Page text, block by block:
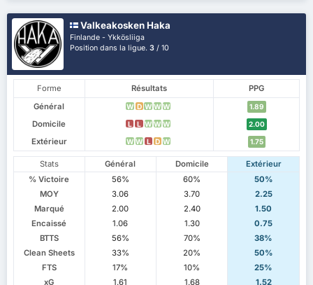
Valkeakosken Haka
Finlande - Ykkösliiga
Position dans la ligue.3 / 10
Forme Résultats
PPG
Général
W D W W W 1.89
Domicile L L W W W 2.00
Extérieur W W L D W 1.75
Stats Général Domicile
Extérieur
% Victoire
56% 60%
50%
MOY
3.06 3.70
2.25
Marqué
2.00 2.40
1.50
Encaissé
1.06 1.30
0.75
BTTS
56% 70%
38%
Clean Sheets
33% 20%
50%
FTS
17% 10%
25%
xG
1.61 1.68
1.52